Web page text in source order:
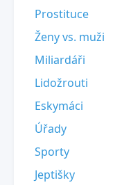
Prostituce
Ženy vs. muži
Miliardáři
Lidožrouti
Eskymáci
Úřady
Sporty
Jeptišky